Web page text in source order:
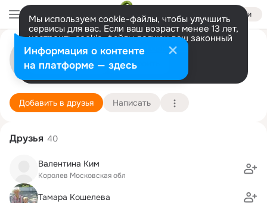
Войти
Мы используем cookie-файлы, чтобы улучшить
сервисы для вас. Если ваш возраст менее 13 лет,
настроить cookie-файлы должен ваш законный
представитель. Больше информации
Разрешить все Настроить
валентина ким
москва 3 декабря (62 года)
Подробнее
Добавить в друзья Написать
Друзья 40
Валентина Ким
Королев Московская обл
Тамара Кошелева
Информация о контенте
на платформе — здесь